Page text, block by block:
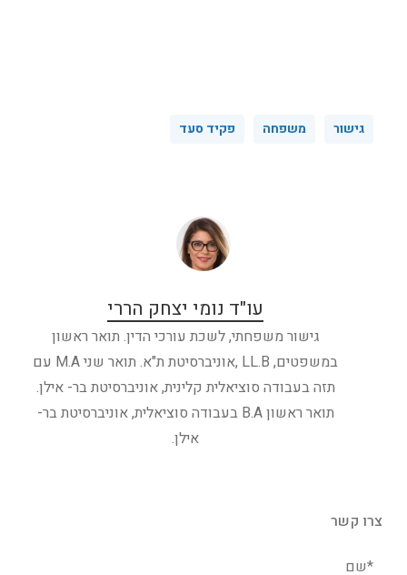
גישור משפחה פקיד סעד
עו"ד נומי יצחק הררי
גישור משפחתי, לשכת עורכי הדין. תואר ראשון
במשפטים, LL.B ,אוניברסיטת ת"א. תואר שני M.A עם
תזה בעבודה סוציאלית קלינית, אוניברסיטת בר- אילן.
תואר ראשון B.A בעבודה סוציאלית, אוניברסיטת בר-
אילן.
צרו קשר